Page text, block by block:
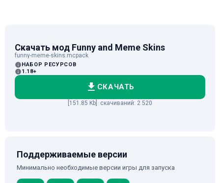
Скачать мод Funny and Meme Skins
funny-meme-skins.mcpack
НАБОР РЕСУРСОВ
1.18+
СКАЧАТЬ
[151.85 Kb] скачиваний: 2 520
Поддерживаемые версии
Минимально необходимые версии игры для запуска